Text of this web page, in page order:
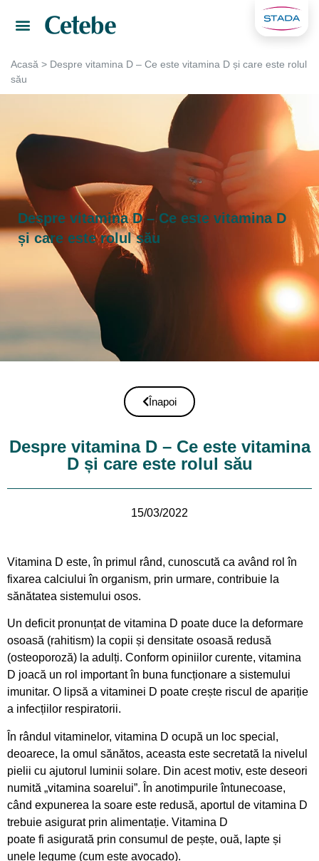
Acasă > Despre vitamina D – Ce este vitamina D și care este rolul
său
Despre vitamina D – Ce este vitamina D
și care este rolul său
Înapoi
Despre vitamina D – Ce este vitamina
D și care este rolul său
15/03/2022
Vitamina D este, în primul rând, cunoscută ca având rol în
fixarea calciului în organism, prin urmare, contribuie la
sănătatea sistemului osos.
Un deficit pronunțat de vitamina D poate duce la deformare
osoasă (rahitism) la copii și densitate osoasă redusă
(osteoporoză) la adulți. Conform opiniilor curente, vitamina
D joacă un rol important în buna funcționare a sistemului
imunitar. O lipsă a vitaminei D poate crește riscul de apariție
a infecțiilor respiratorii.
În rândul vitaminelor, vitamina D ocupă un loc special,
deoarece, la omul sănătos, aceasta este secretată la nivelul
pielii cu ajutorul luminii solare. Din acest motiv, este deseori
numită „vitamina soarelui”. În anotimpurile întunecoase,
când expunerea la soare este redusă, aportul de vitamina D
trebuie asigurat prin alimentație. Vitamina D
poate fi asigurată prin consumul de pește, ouă, lapte și
unele legume (cum este avocado).